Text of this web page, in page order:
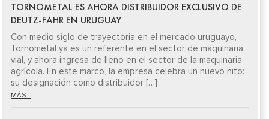
TORNOMETAL ES AHORA DISTRIBUIDOR EXCLUSIVO DE
DEUTZ-FAHR EN URUGUAY
Con medio siglo de trayectoria en el mercado uruguayo,
Tornometal ya es un referente en el sector de maquinaria
vial, y ahora ingresa de lleno en el sector de la maquinaria
agrícola. En este marco, la empresa celebra un nuevo hito:
su designación como distribuidor […]
MÁS...